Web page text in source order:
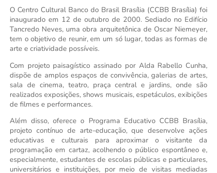
O Centro Cultural Banco do Brasil Brasília (CCBB Brasília) foi
inaugurado em 12 de outubro de 2000. Sediado no Edifício
Tancredo Neves, uma obra arquitetônica de Oscar Niemeyer,
tem o objetivo de reunir, em um só lugar, todas as formas de
arte e criatividade possíveis.
Com projeto paisagístico assinado por Alda Rabello Cunha,
dispõe de amplos espaços de convivência, galerias de artes,
sala de cinema, teatro, praça central e jardins, onde são
realizados exposições, shows musicais, espetáculos, exibições
de filmes e performances.
Além disso, oferece o Programa Educativo CCBB Brasília,
projeto contínuo de arte-educação, que desenvolve ações
educativas e culturais para aproximar o visitante da
programação em cartaz, acolhendo o público espontâneo e,
especialmente, estudantes de escolas públicas e particulares,
universitários e instituições, por meio de visitas mediadas